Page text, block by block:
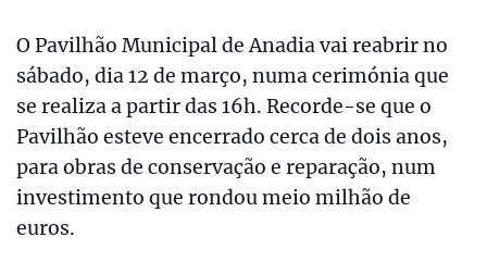
O Pavilhão Municipal de Anadia vai reabrir no
sábado, dia 12 de março, numa cerimónia que
se realiza a partir das 16h. Recorde-se que o
Pavilhão esteve encerrado cerca de dois anos,
para obras de conservação e reparação, num
investimento que rondou meio milhão de
euros.